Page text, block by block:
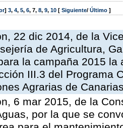
] 3, 4, 5, 6, 7, 8, 9, 10 [ Siguiente/ Último ]
22 dic 2014, de la
de Agricultura,
la campaña 2015
III.3 del Programa
Agrarias de
6 mar 2015, de la
por la que se